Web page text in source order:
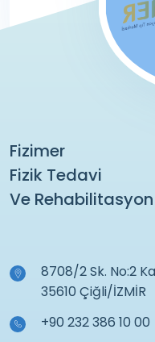
Fizimer
Fizik Tedavi
Ve Rehabilitasyon
8708/2 Sk. No:2
35610 Çiğli/İZMİR
+90 232 386 10 00